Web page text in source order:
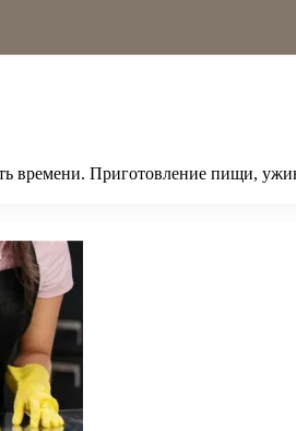
времени. Приготовление пищи,